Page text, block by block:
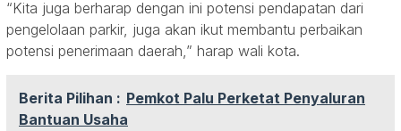
“Kita juga berharap dengan ini potensi pendapatan dari
pengelolaan parkir, juga akan ikut membantu perbaikan
potensi penerimaan daerah,” harap wali kota.
Berita Pilihan : Pemkot Palu Perketat Penyaluran
Bantuan Usaha